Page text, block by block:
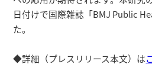
日付けで国際雑誌「BMJ Public
た。
◆詳細（プレスリリース本文）は